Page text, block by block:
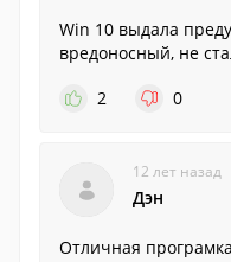
Win 10 выдала
вредоносный, не
2
0
12 лет назад
Дэн
Отличная